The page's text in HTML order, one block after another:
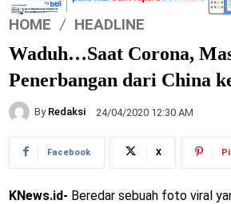
HOME HEADLINE
Waduh…Saat Corona,
Penerbangan dari China
By Redaksi 24/04/2020 12:30 AM
Facebook X
KNews.id- Beredar sebuah foto viral